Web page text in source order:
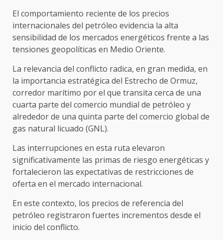
El comportamiento reciente de los precios
internacionales del petróleo evidencia la alta
sensibilidad de los mercados energéticos frente a las
tensiones geopolíticas en Medio Oriente.
La relevancia del conflicto radica, en gran medida, en
la importancia estratégica del Estrecho de Ormuz,
corredor marítimo por el que transita cerca de una
cuarta parte del comercio mundial de petróleo y
alrededor de una quinta parte del comercio global de
gas natural licuado (GNL).
Las interrupciones en esta ruta elevaron
significativamente las primas de riesgo energéticas y
fortalecieron las expectativas de restricciones de
oferta en el mercado internacional.
En este contexto, los precios de referencia del
petróleo registraron fuertes incrementos desde el
inicio del conflicto.